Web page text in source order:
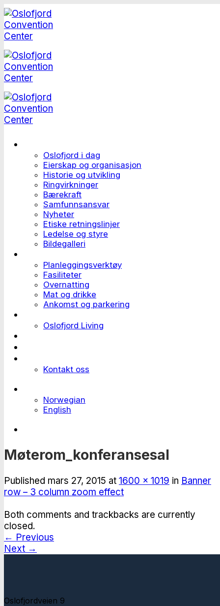
Skip
to
content
Oslofjord i dag
Eierskap og organisasjon
Historie og utvikling
Ringvirkninger
Bærekraft
Samfunnsansvar
Nyheter
Etiske retningslinjer
Ledelse og styre
Bildegalleri
Planleggingsverktøy
Fasiliteter
Overnatting
Mat og drikke
Ankomst og parkering
Oslofjord Living
Kontakt oss
Norwegian
English
Møterom_konferansesal
Published mars 27, 2015 at 1600 × 1019 in Banner
row – 3 column zoom effect
Both comments and trackbacks are currently
closed.
← Previous
Next →
Oslofjordveien 9